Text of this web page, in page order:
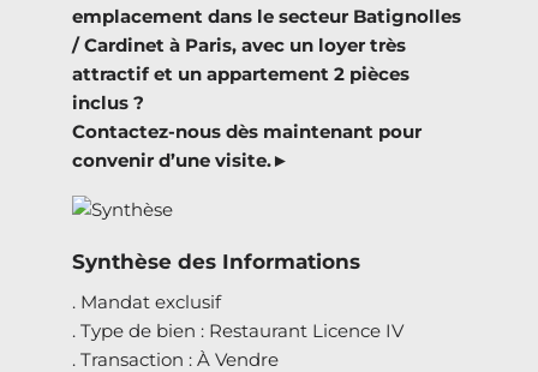
emplacement dans le secteur Batignolles
/ Cardinet à Paris, avec un loyer très
attractif et un appartement 2 pièces
inclus ?
Contactez-nous dès maintenant pour
convenir d’une visite.►
Synthèse des Informations
. Mandat exclusif
. Type de bien : Restaurant Licence IV
. Transaction : À Vendre